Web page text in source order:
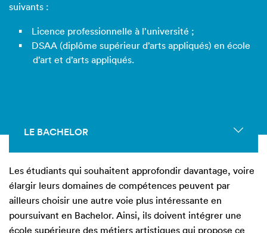
suivants :
Licence professionnelle à l’université ;
DSAA (diplôme supérieur d’arts appliqués) en école
d’art et d’arts appliqués.
LE BACHELOR
Les étudiants qui souhaitent approfondir davantage, voire
élargir leurs domaines de compétences peuvent par
ailleurs choisir une autre voie plus intéressante en
poursuivant en Bachelor. Ainsi, ils doivent intégrer une
école supérieure des métiers artistiques qui propose ce